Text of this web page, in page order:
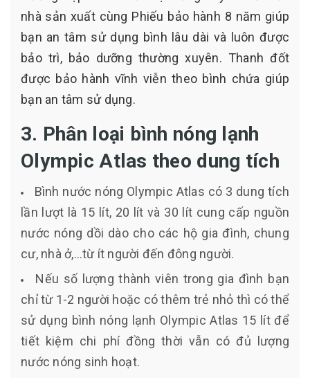
nhà sản xuất cùng Phiếu bảo hành 8 năm giúp
bạn an tâm sử dụng bình lâu dài và luôn được
bảo trì, bảo dưỡng thường xuyên. Thanh đốt
được bảo hành vĩnh viễn theo bình chứa giúp
bạn an tâm sử dụng.
3. Phân loại bình nóng lạnh
Olympic Atlas theo dung tích
Bình nước nóng Olympic Atlas có 3 dung tích
lần lượt là 15 lít, 20 lít và 30 lít cung cấp nguồn
nước nóng dồi dào cho các hộ gia đình, chung
cư, nhà ở,…từ ít người đến đông người.
Nếu số lượng thành viên trong gia đình bạn
chỉ từ 1-2 người hoặc có thêm trẻ nhỏ thì có thể
sử dụng bình nóng lạnh Olympic Atlas 15 lít để
tiết kiệm chi phí đồng thời vẫn có đủ lượng
nước nóng sinh hoạt.